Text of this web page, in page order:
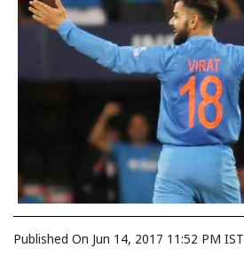
Published On Jun 14, 2017 11:52 PM IST